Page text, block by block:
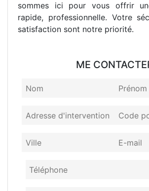
sommes ici pour vous offrir
rapide, professionnelle. Votre
satisfaction sont notre priorité.
ME